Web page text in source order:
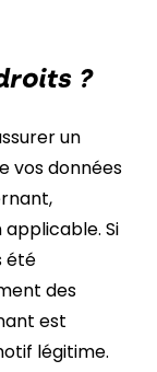
?
un
vos données
Si
été
des
est
légitime.